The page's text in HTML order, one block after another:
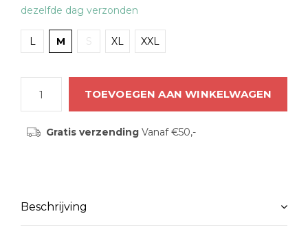
dezelfde dag verzonden
L M S XL XXL
TOEVOEGEN AAN WINKELWAGEN
Gratis verzendingVanaf €50,-
Beschrijving